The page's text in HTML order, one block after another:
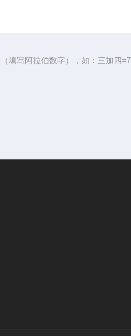
填写阿拉伯数字），如：三加四=7